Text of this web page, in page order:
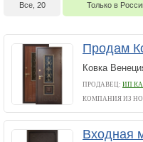
Все, 20 Только в
Продам
Ковка
ПРОДАВЕЦ: ИП
КОМПАНИЯ ИЗ
Входная